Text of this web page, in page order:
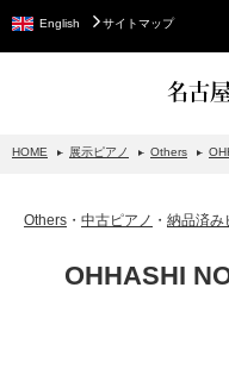
English サイトマップ
名古
グランドピアノ
HOME 展示ピアノ Others
Others ・ 中古ピアノ ・ 納品済み
OHHASHI